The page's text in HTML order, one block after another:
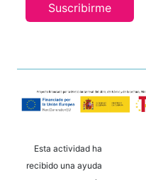
Suscribirme
Esta actividad ha
recibido una ayuda